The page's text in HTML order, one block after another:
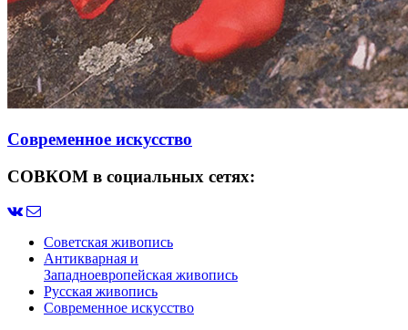
Современное искусство
СОВКОМ в социальных сетях:
Советская живопись
Антикварная и
Западноевропейская живопись
Русская живопись
Современное искусство